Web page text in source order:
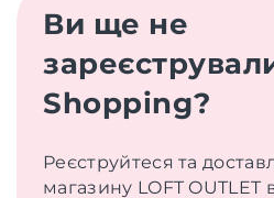
Ви ще не
Shopping?
Реєструйтеся та
магазину LOFT OUTLET